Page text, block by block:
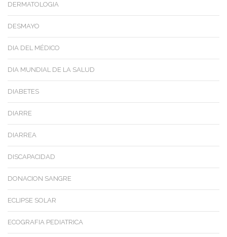
DERMATOLOGIA
DESMAYO
DIA DEL MÉDICO
DIA MUNDIAL DE LA SALUD
DIABETES
DIARRE
DIARREA
DISCAPACIDAD
DONACION SANGRE
ECLIPSE SOLAR
ECOGRAFIA PEDIATRICA